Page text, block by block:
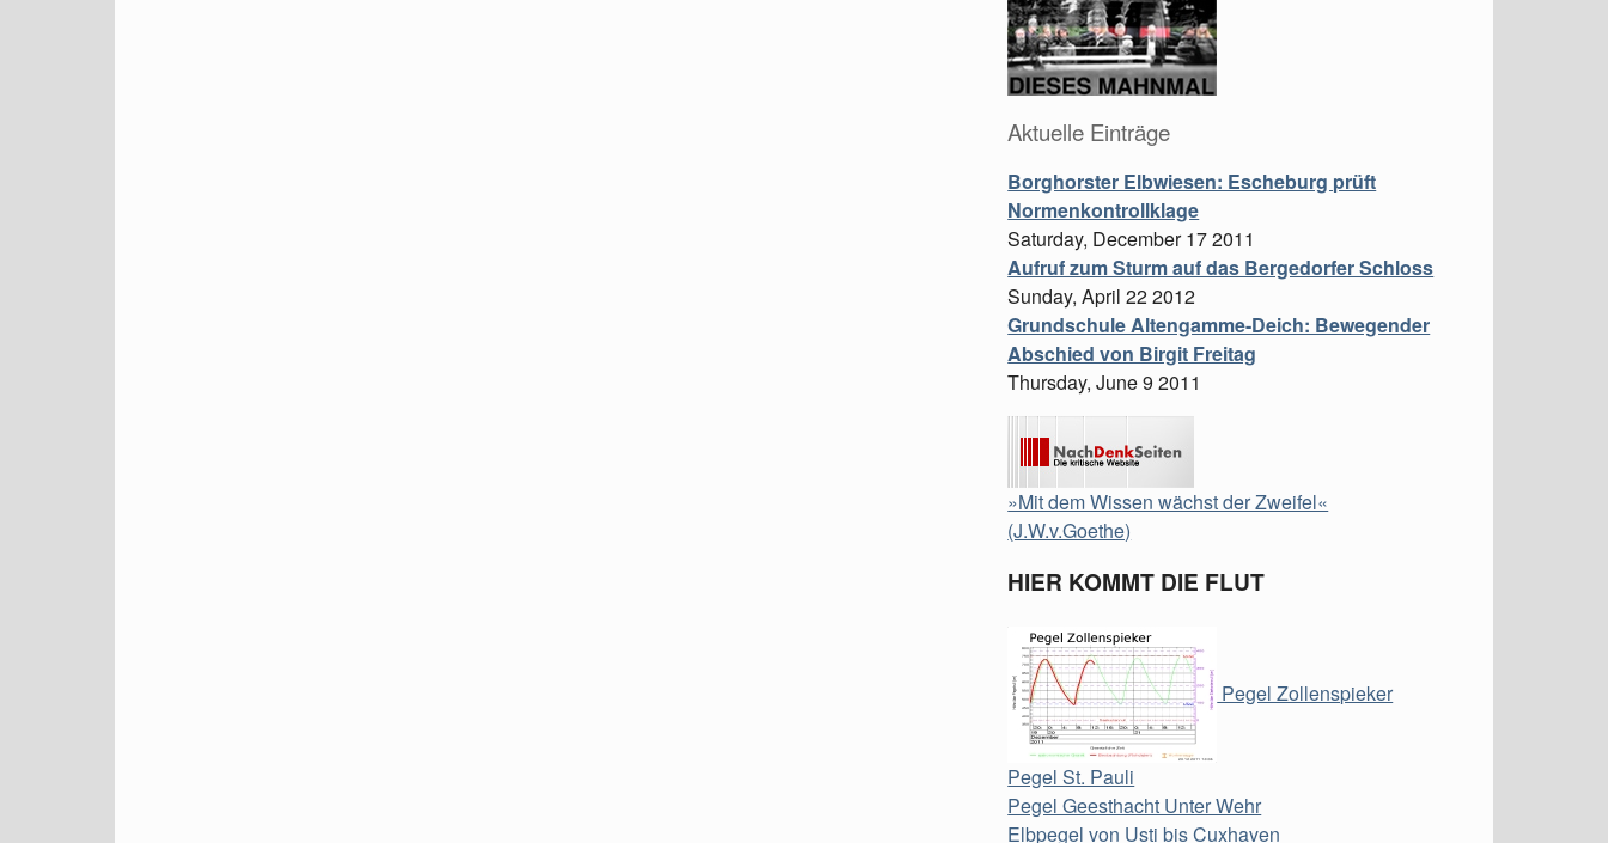
Aktuelle Einträge
Borghorster Elbwiesen: Escheburg prüft
Normenkontrollklage
Saturday, December 17 2011
Aufruf zum Sturm auf das Bergedorfer Schloss
Sunday, April 22 2012
Grundschule Altengamme-Deich: Bewegender
Abschied von Birgit Freitag
Thursday, June 9 2011
»Mit dem Wissen wächst der Zweifel«
(J.W.v.Goethe)
HIER KOMMT DIE FLUT
Pegel Zollenspieker
Pegel St. Pauli
Pegel Geesthacht Unter Wehr
Elbpegel von Usti bis Cuxhaven